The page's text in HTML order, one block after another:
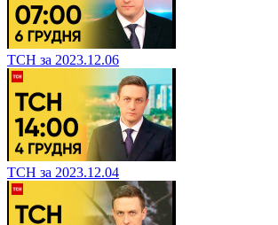
ТСН за 2023.12.06
ТСН за 2023.12.04